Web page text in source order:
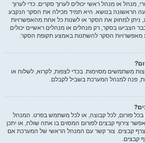
מנהל או מנהל ראשי יכולים לערוך סקרים. כדי לערוך
הראשונה בנושא. היא תמיד מכילה את הסקר הנקבע
למחוק את הסקר או לשנות כל אחת מהאפשרויות
הצביעו בסקר, רק מנהלים או מנהלים ראשיים יכולים
מאפשרויות הסקר להשתנות באמצע תקופת הסקר.
משתמשים מסוימות. בכדי לצפות, לקרוא, לשלוח או
פנה למנהל המערכת בשביל לקבלם.
בכל פורום, לכל קבוצה, או לכל משתמש בפרט. המנהל
צירוף קבצים לפורום המסוים בו אתה שולח, או יתכן
לצרף קבצים. צור קשר עם המנהל הראשי של המערכת אם
קבצים.